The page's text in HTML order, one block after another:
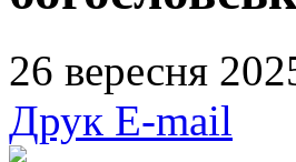
26 вересня
Друк E-mail